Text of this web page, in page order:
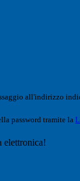
all'indirizzo
password tramite la
elettronica!